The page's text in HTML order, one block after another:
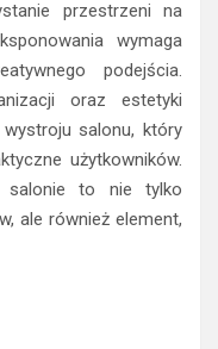
przestrzeni na
wymaga
podejścia.
oraz estetyki
salonu, który
użytkowników.
salonie to nie tylko
ale również element,